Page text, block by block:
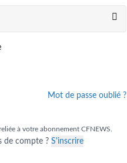
Mot de passe oublié ?
à votre abonnement CFNEWS.
de compte ? S'inscrire